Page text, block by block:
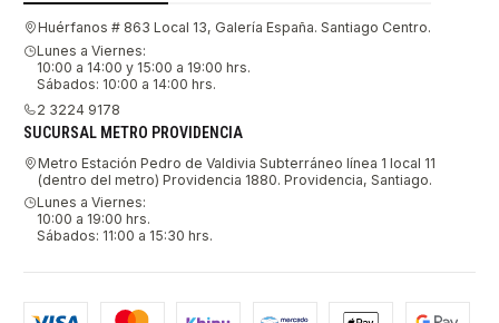
Huérfanos # 863 Local 13, Galería España. Santiago Centro.
Lunes a Viernes:
10:00 a 14:00 y 15:00 a 19:00 hrs.
Sábados: 10:00 a 14:00 hrs.
2 3224 9178
SUCURSAL METRO PROVIDENCIA
Metro Estación Pedro de Valdivia Subterráneo línea 1 local 11
(dentro del metro) Providencia 1880. Providencia, Santiago.
Lunes a Viernes:
10:00 a 19:00 hrs.
Sábados: 11:00 a 15:30 hrs.